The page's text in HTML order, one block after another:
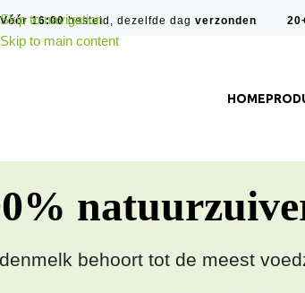
Skip to navigation
Skip to main content
Vóór 16:00besteld, dezelfde dag verzonden
HOME
behoort tot de meest